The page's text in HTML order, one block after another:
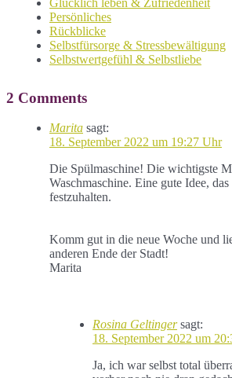
Glücklich leben & Zufriedenheit
Persönliches
Rückblicke
Selbstfürsorge & Stressbewältigung
Selbstwertgefühl & Selbstliebe
2 Comments
Marita sagt:
18. September 2022 um 19:27 Uhr
Die Spülmaschine! Die wichtigste
Waschmaschine. Eine gute Idee,
festzuhalten.
Komm gut in die neue Woche und
anderen Ende der Stadt!
Marita
Rosina Geltinger sagt:
18. September 2022 um
Ja, ich war selbst total